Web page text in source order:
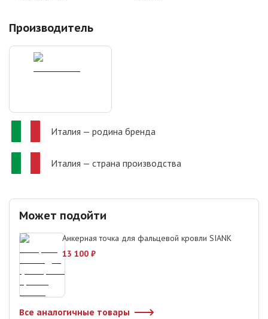
Производитель
Италия — родина бренда
Италия — страна производства
Может подойти
Анкерная точка для фальцевой кровли SIANK
13 100 ₽
Все аналогичные товары